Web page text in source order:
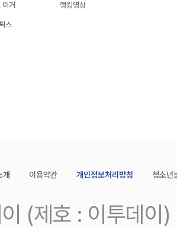
이거
스
랭킹영상
개 이용약관 개인정보처리방침 청소년
(제호 : 이투데